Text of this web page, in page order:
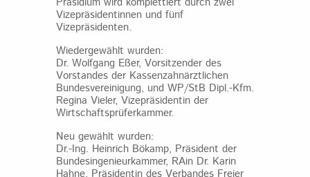
Vizepräsidentinnen und fünf
Vizepräsidenten.
Wiedergewählt wurden:
Dr. Wolfgang Eßer, Vorsitzender des
Vorstandes der Kassenzahnärztlichen
Bundesvereinigung, und WP/StB Dipl.-Kfm.
Regina Vieler, Vizepräsidentin der
Wirtschaftsprüferkammer.
Neu gewählt wurden:
Dr.-Ing. Heinrich Bökamp, Präsident der
Bundesingenieurkammer, RAin Dr. Karin
Hahne, Präsidentin des Verbandes Freier